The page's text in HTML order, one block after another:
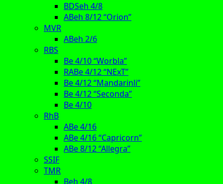
BDSeh 4/8
ABeh 8/12 “Orion”
MVR
ABeh 2/6
RBS
Be 4/10 “Worbla”
RABe 4/12 “NExT”
Be 4/12 “Mandarinli”
Be 4/12 “Seconda”
Be 4/10
RhB
ABe 4/16
ABe 4/16 “Capricorn”
ABe 8/12 “Allegra”
SSIF
TMR
Beh 4/8